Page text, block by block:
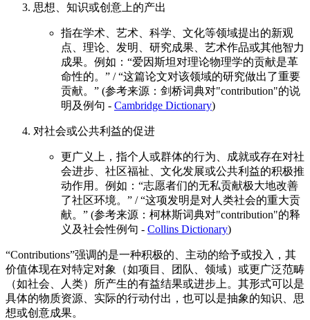
思想、知识或创意上的产出
指在学术、艺术、科学、文化等领域提出的新观
点、理论、发明、研究成果、艺术作品或其他智力
成果。例如：“爱因斯坦对理论物理学的贡献是革
命性的。” / “这篇论文对该领域的研究做出了重要
贡献。” (参考来源：剑桥词典对"contribution"的说
明及例句 - Cambridge Dictionary)
对社会或公共利益的促进
更广义上，指个人或群体的行为、成就或存在对社
会进步、社区福祉、文化发展或公共利益的积极推
动作用。例如：“志愿者们的无私贡献极大地改善
了社区环境。” / “这项发明是对人类社会的重大贡
献。” (参考来源：柯林斯词典对"contribution"的释
义及社会性例句 - Collins Dictionary)
“Contributions”强调的是一种积极的、主动的给予或投入，其
价值体现在对特定对象（如项目、团队、领域）或更广泛范畴
（如社会、人类）所产生的有益结果或进步上。其形式可以是
具体的物质资源、实际的行动付出，也可以是抽象的知识、思
想或创意成果。